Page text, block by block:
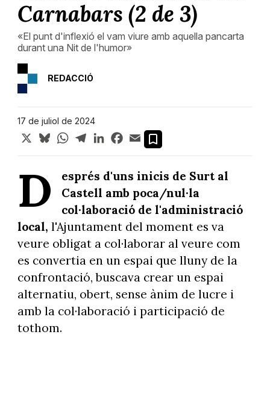
Carnabars (2 de 3)
«El punt d'inflexió el vam viure amb aquella pancarta
durant una Nit de l'humor»
REDACCIÓ
17 de juliol de 2024
X BlueskyWhatsApp
TelegramLinkedInFacebook
Email
D
esprés d'uns inicis de Surt al
Castell amb poca/nul·la
col·laboració de l'administració
local, l'Ajuntament del moment es va
veure obligat a col·laborar al veure com
es convertia en un espai que lluny de la
confrontació, buscava crear un espai
alternatiu, obert, sense ànim de lucre i
amb la col·laboració i participació de
tothom.